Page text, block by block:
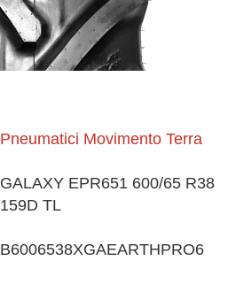
Pneumatici Movimento Terra
GALAXY EPR651 600/65 R38
159D TL
B6006538XGAEARTHPRO6